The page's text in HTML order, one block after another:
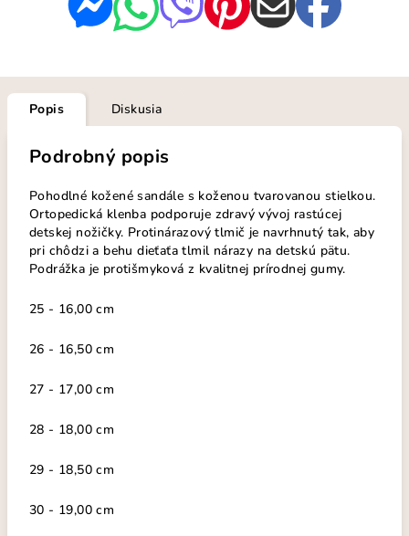
Popis Diskusia
Podrobný popis
Pohodlné kožené sandále s koženou tvarovanou stielkou.
Ortopedická klenba podporuje zdravý vývoj rastúcej
detskej nožičky. Protinárazový tlmič je navrhnutý tak, aby
pri chôdzi a behu dieťaťa tlmil nárazy na detskú pätu.
Podrážka je protišmyková z kvalitnej prírodnej gumy.
25 - 16,00 cm
26 - 16,50 cm
27 - 17,00 cm
28 - 18,00 cm
29 - 18,50 cm
30 - 19,00 cm